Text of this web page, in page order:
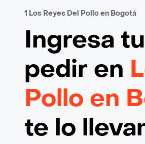
1 Los Reyes Del Pollo en Bogotá
Ingresa
pedir en
Pollo en
te lo